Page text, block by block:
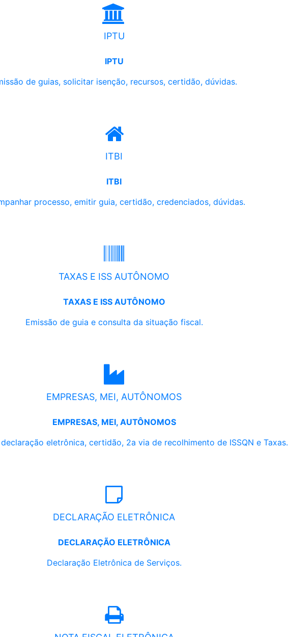
IPTU
IPTU
de guias, solicitar isenção, recursos, certidão, dúvidas.
ITBI
ITBI
processo, emitir guia, certidão, credenciados, dúvidas.
TAXAS E ISS AUTÔNOMO
TAXAS E ISS AUTÔNOMO
Emissão de guia e consulta da situação fiscal.
EMPRESAS, MEI, AUTÔNOMOS
EMPRESAS, MEI, AUTÔNOMOS
eletrônica, certidão, 2a via de recolhimento de ISSQN e Taxas.
DECLARAÇÃO ELETRÔNICA
DECLARAÇÃO ELETRÔNICA
Declaração Eletrônica de Serviços.